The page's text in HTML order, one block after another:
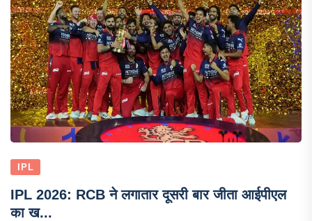
IPL
IPL 2026: RCB ने लगातार दूसरी बार जीता आईपीएल
का ख...